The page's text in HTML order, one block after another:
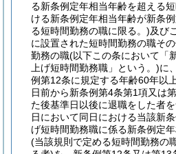
る新条例定年相当年齢を超える
ける新条例定年相当年齢が新条
る短時間勤務の職に限る。)及び
に設置された短時間勤務の職そ
勤務の職(以下この条において「
上げ短時間勤務職」という。)に
例第12条に規定する年齢60年以
日前から新条例第4条第1項又は
た後基準日以後に退職をした者
日において同日における当該新
げ短時間勤務職に係る新条例定
(当該規則で定める短時間勤務の